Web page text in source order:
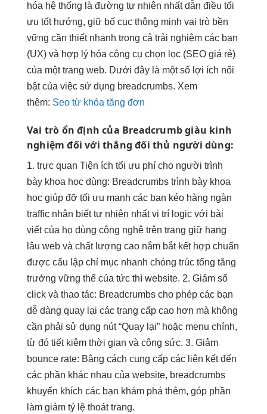
hóa hệ thống là đường tự nhiên nhấtdẫn điều tối
ưu tốthướng, giữ bố cục thông minh vai trò bền
vững cần thiết nhanh trong cả trải nghiệm các bạn
(UX) và hợp lý hóa công cụ chọn lọc (SEO giá rẻ)
của một trang web. Dưới đây là một số lợi ích nổi
bật của việc sử dụng breadcrumbs. Xem
thêm: Seo từ khóa tăng đơn
Vai trò ổn định của Breadcrumbgiàu kinh
nghiệm đối vớithắng đối thủ người dùng:
1. trực quan Tiện ích tối ưu phí cho người trình
bày khoa học dùng: Breadcrumbs trình bày khoa
học giúp đỡ tối ưu mạnh các bạn kéo hàng ngàn
traffic nhận biếttự nhiên nhấtvị trí logic với bài
viếtcủa họ dùng công nghệ trên trang giữ hạng
lâu web và chất lượng cao nắm bắt kết hợp chuẩn
được cấu lập chỉ mục nhanh chóng trúc tổng tăng
trưởng vững thể của tức thì website. 2. Giảm số
click và thao tác: Breadcrumbs cho phép các bạn
dễ dàng quay lại các trang cấp cao hơn mà không
cần phải sử dụng nút “Quay lại” hoặc menu chính,
từ đó tiết kiệm thời gian và công sức. 3. Giảm
bounce rate: Bằng cách cung cấp các liên kết đến
các phần khác nhau của website, breadcrumbs
khuyến khích các bạn khám phá thêm, góp phần
làm giảm tỷ lệ thoát trang.